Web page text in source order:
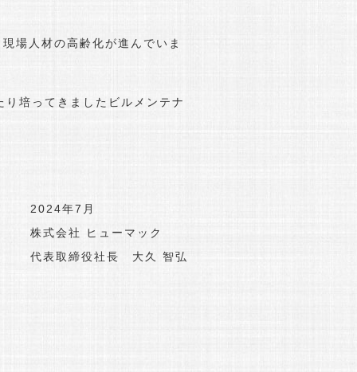
場人材の高齢化が進んでいま
培ってきましたビルメンテナ
2024年7月
株式会社 ヒューマック
代表取締役社長 大久 智弘